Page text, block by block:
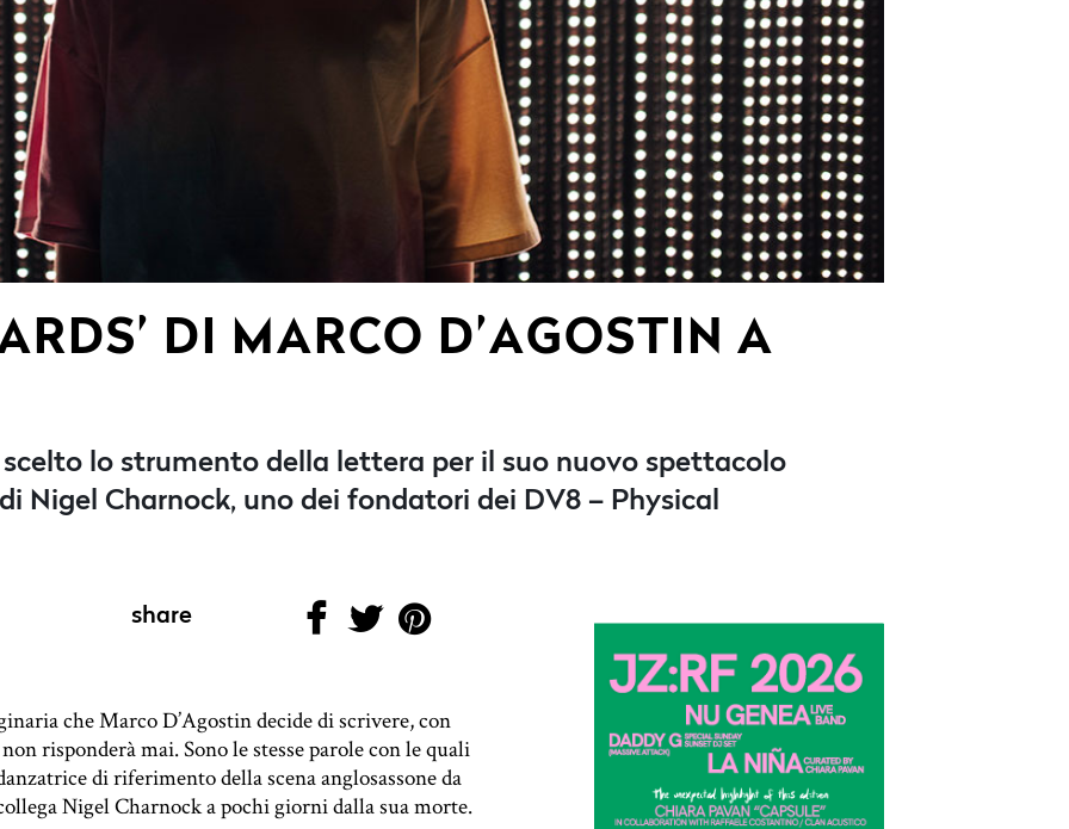
DI MARCO D’AGOSTIN A
scelto lo strumento della lettera per il suo nuovo spettacolo
Nigel Charnock, uno dei fondatori dei DV8 – Physical
share
che Marco D’Agostin decide di scrivere, con
risponderà mai. Sono le stesse parole con le quali
di riferimento della scena anglosassone da
Nigel Charnock a pochi giorni dalla sua morte.